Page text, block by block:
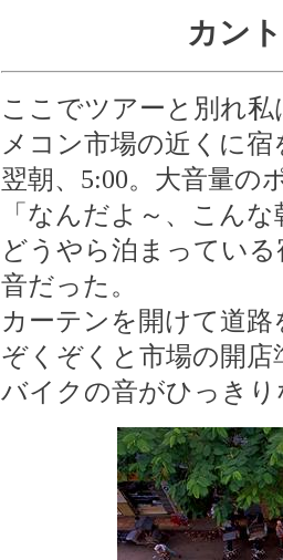
カン
ここでツアーと別れ
メコン市場の近くに
翌朝、5:00。大音量の
「なんだよ～、こん
どうやら泊まってい
音だった。
カーテンを開けて道
ぞくぞくと市場の開
バイクの音がひっき